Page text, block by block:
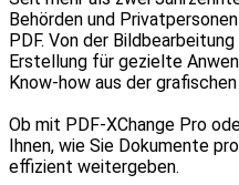
Behörden und
PDF. Von der
Erstellung für gezielte
Know-how aus der
Ob mit PDF-XChange Pro
Ihnen, wie Sie Dokumente
effizient weitergeben.